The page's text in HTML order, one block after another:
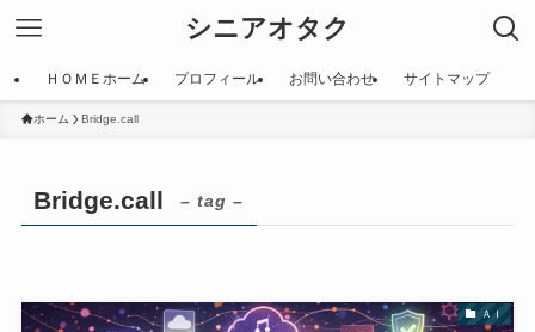
シニアオタク
ＨＯＭＥホーム プロフィール お問い合わせ サイトマップ
ホーム Bridge.call
Bridge.call – tag –
ＡＩ